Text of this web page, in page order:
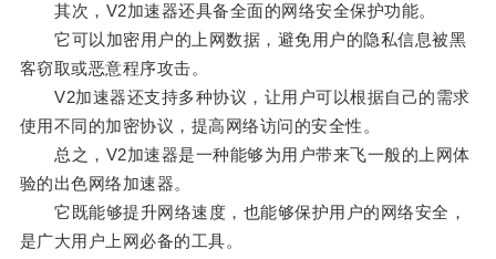
其次，V2加速器还具备全面的网络安全保护功能。
它可以加密用户的上网数据，避免用户的隐私信息被黑
客窃取或恶意程序攻击。
V2加速器还支持多种协议，让用户可以根据自己的需求
使用不同的加密协议，提高网络访问的安全性。
总之，V2加速器是一种能够为用户带来飞一般的上网体
验的出色网络加速器。
它既能够提升网络速度，也能够保护用户的网络安全，
是广大用户上网必备的工具。